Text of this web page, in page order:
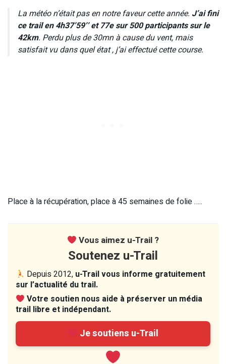
La météo n’était pas en notre faveur cette année. J’ai fini
ce trail en 4h37’59’’ et 77e sur 500 participants sur le
42km. Perdu plus de 30mn à cause du vent, mais
satisfait vu dans quel état , j’ai effectué cette course.
Place à la récupération, place à 45 semaines de folie …..
Vous aimez u-Trail ?
Soutenez u-Trail
Depuis 2012, u-Trail vous informe gratuitement
sur l’actualité du trail.
Votre soutien nous aide à préserver un média
trail libre et indépendant.
Je soutiens u-Trail